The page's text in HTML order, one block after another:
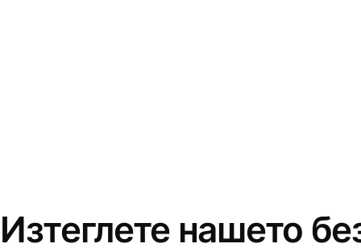
Изтеглете нашето